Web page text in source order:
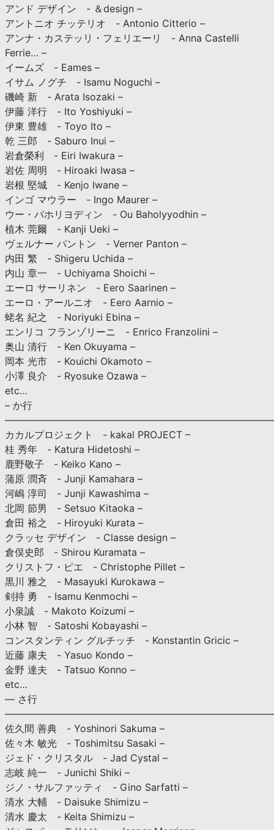
アンド デザイン - ＆design –
アントニオ チッテリオ - Antonio Citterio –
アンナ・カステッリ・フェリエーリ - Anna Castelli
Ferrie… –
イームズ - Eames –
イサム ノグチ - Isamu Noguchi –
磯崎 新 - Arata Isozaki –
伊藤 洋行 - Ito Yoshiyuki –
伊東 豊雄 - Toyo Ito –
乾 三郎 - Saburo Inui –
岩倉榮利 - Eiri Iwakura –
岩佐 周明 - Hiroaki Iwasa –
岩根 堅城 - Kenjo Iwane –
インゴ マウラー - Ingo Maurer –
ウー・バホリヨディン - Ou Baholyyodhin –
植木 莞爾 - Kanji Ueki –
ヴェルナー パントン - Verner Panton –
内田 繁 - Shigeru Uchida –
内山 章一 - Uchiyama Shoichi –
エーロ サーリネン - Eero Saarinen –
エーロ・アールニオ - Eero Aarnio –
蛯名 紀之 - Noriyuki Ebina –
エンリコ フランゾリーニ - Enrico Franzolini –
奥山 清行 - Ken Okuyama –
岡本 光市 - Kouichi Okamoto –
小澤 良介 - Ryosuke Ozawa –
etc…
– か行
カカルプロジェクト - kakal PROJECT –
桂 秀年 - Katura Hidetoshi –
鹿野敬子 - Keiko Kano –
蒲原 潤斉 - Junji Kamahara –
河嶋 淳司 - Junji Kawashima –
北岡 節男 - Setsuo Kitaoka –
倉田 裕之 - Hiroyuki Kurata –
クラッセ デザイン - Classe design –
倉俣史郎 - Shirou Kuramata –
クリストフ・ピエ - Christophe Pillet –
黒川 雅之 - Masayuki Kurokawa –
剣持 勇 - Isamu Kenmochi –
小泉誠 - Makoto Koizumi –
小林 智 - Satoshi Kobayashi –
コンスタンティン グルチッチ - Konstantin Gricic –
近藤 康夫 - Yasuo Kondo –
金野 達夫 - Tatsuo Konno –
etc…
— さ行
佐久間 善典 - Yoshinori Sakuma –
佐々木 敏光 - Toshimitsu Sasaki –
ジェド・クリスタル - Jad Cystal –
志岐 純一 - Junichi Shiki –
ジノ・サルファッティ - Gino Sarfatti –
清水 大輔 - Daisuke Shimizu –
清水 慶太 - Keita Shimizu –